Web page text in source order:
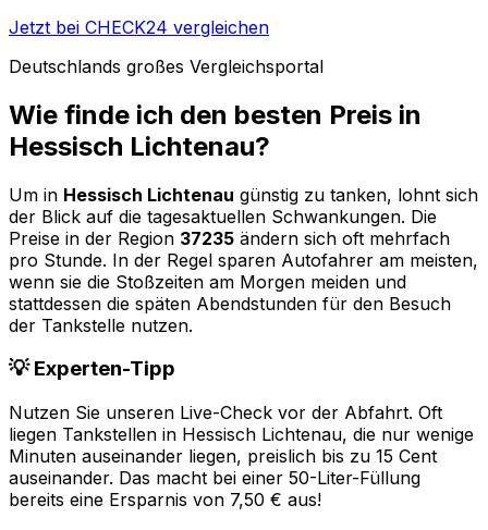
Jetzt bei CHECK24 vergleichen
Deutschlands großes Vergleichsportal
Wie finde ich den besten Preis in
Hessisch Lichtenau?
Um in Hessisch Lichtenau günstig zu tanken, lohnt sich
der Blick auf die tagesaktuellen Schwankungen. Die
Preise in der Region 37235 ändern sich oft mehrfach
pro Stunde. In der Regel sparen Autofahrer am meisten,
wenn sie die Stoßzeiten am Morgen meiden und
stattdessen die späten Abendstunden für den Besuch
der Tankstelle nutzen.
💡 Experten-Tipp
Nutzen Sie unseren Live-Check vor der Abfahrt. Oft
liegen Tankstellen in Hessisch Lichtenau, die nur wenige
Minuten auseinander liegen, preislich bis zu 15 Cent
auseinander. Das macht bei einer 50-Liter-Füllung
bereits eine Ersparnis von 7,50 € aus!